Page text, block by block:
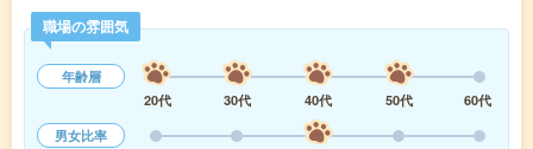
職場の雰囲気
年齢層
20代
30代 40代 50代
60代
男女比率